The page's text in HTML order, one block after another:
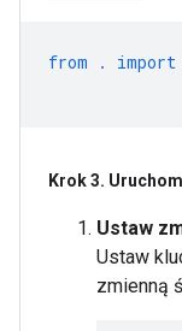
from . import
Krok 3. Uruchom
Ustaw
Ustaw
zmienną